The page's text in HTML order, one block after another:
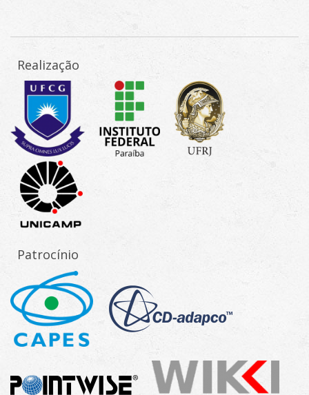
Realização
Patrocínio